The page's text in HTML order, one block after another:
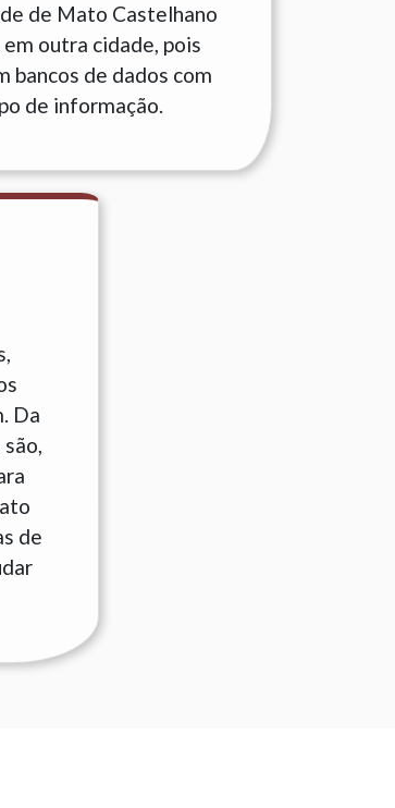
de Mato Castelhano
em outra cidade, pois
bancos de dados com
de informação.
Da
de